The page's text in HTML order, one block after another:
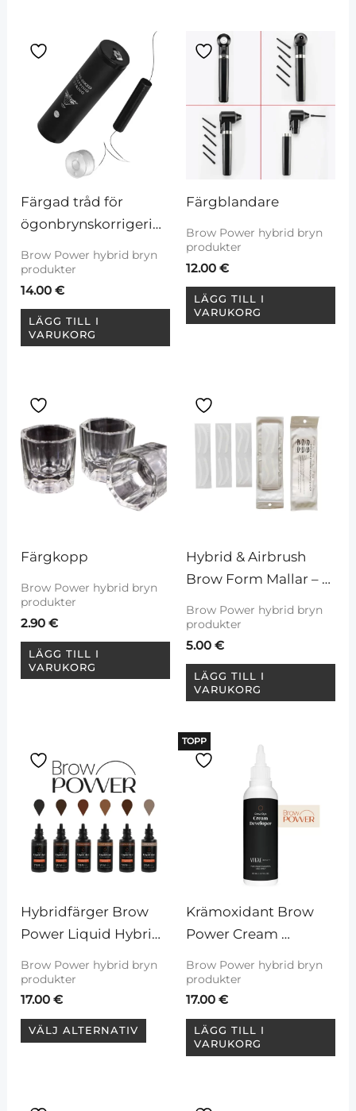
Färgad tråd för
ögonbrynskorrigering,
Brow Power hybrid bryn
produkter
14.00€
LÄGG TILL I
VARUKORG
Färgblandare
Brow Power hybrid bryn
produkter
12.00 €
LÄGG TILL I
VARUKORG
Färgkopp
Brow Power hybrid bryn
produkter
2.90€
LÄGG TILL I
VARUKORG
Hybrid & Airbrush
Brow Form Mallar –
Brow Power hybrid bryn
produkter
5.00 €
LÄGG TILL I
VARUKORG
Hybridfärger Brow
Power Liquid Hybrid
Brow Power hybrid bryn
produkter
17.00€
VÄLJ ALTERNATIV
produkten
har
flera
varianter.
olika
alternativen
väljas
produktsidan
TOPP
Krämoxidant Brow
Power Cream
Brow Power hybrid bryn
produkter
17.00 €
LÄGG TILL I
VARUKORG